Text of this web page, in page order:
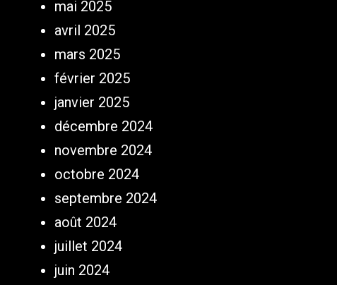
mai 2025
avril 2025
mars 2025
février 2025
janvier 2025
décembre 2024
novembre 2024
octobre 2024
septembre 2024
août 2024
juillet 2024
juin 2024